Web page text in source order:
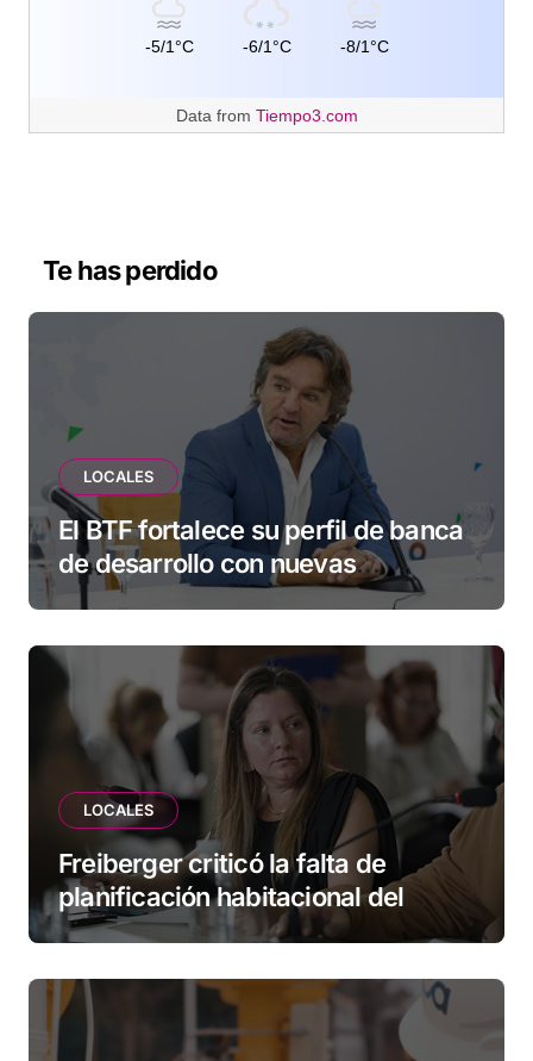
-5/1°C -6/1°C -8/1°C
Data from Tiempo3.com
Te has perdido
LOCALES
El BTF fortalece su perfil de banca
de desarrollo con nuevas
herramientas para familias y
LOCALES
Freiberger criticó la falta de
planificación habitacional del
Municipio: “Vuoto deja afuera a
esperando”